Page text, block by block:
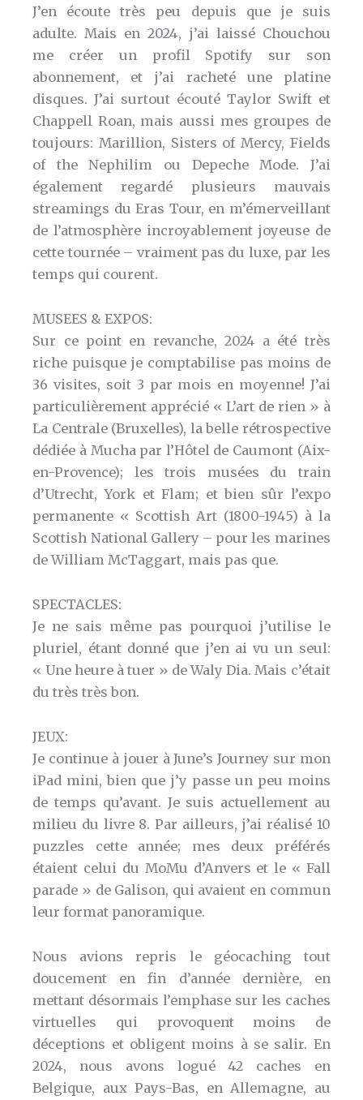
J’en écoute très peu depuis que je suis
adulte. Mais en 2024, j’ai laissé Chouchou
me créer un profil Spotify sur son
abonnement, et j’ai racheté une platine
disques. J’ai surtout écouté Taylor Swift et
Chappell Roan, mais aussi mes groupes de
toujours: Marillion, Sisters of Mercy, Fields
of the Nephilim ou Depeche Mode. J’ai
également regardé plusieurs mauvais
streamings du Eras Tour, en m’émerveillant
de l’atmosphère incroyablement joyeuse de
cette tournée – vraiment pas du luxe, par les
temps qui courent.
MUSEES & EXPOS:
Sur ce point en revanche, 2024 a été très
riche puisque je comptabilise pas moins de
36 visites, soit 3 par mois en moyenne! J’ai
particulièrement apprécié « L’art de rien » à
La Centrale (Bruxelles), la belle rétrospective
dédiée à Mucha par l’Hôtel de Caumont (Aix-
en-Provence); les trois musées du train
d’Utrecht, York et Flam; et bien sûr l’expo
permanente « Scottish Art (1800-1945) à la
Scottish National Gallery – pour les marines
de William McTaggart, mais pas que.
SPECTACLES:
Je ne sais même pas pourquoi j’utilise le
pluriel, étant donné que j’en ai vu un seul:
« Une heure à tuer » de Waly Dia. Mais c’était
du très très bon.
JEUX:
Je continue à jouer à June’s Journey sur mon
iPad mini, bien que j’y passe un peu moins
de temps qu’avant. Je suis actuellement au
milieu du livre 8. Par ailleurs, j’ai réalisé 10
puzzles cette année; mes deux préférés
étaient celui du MoMu d’Anvers et le « Fall
parade » de Galison, qui avaient en commun
leur format panoramique.
Nous avions repris le géocaching tout
doucement en fin d’année dernière, en
mettant désormais l’emphase sur les caches
virtuelles qui provoquent moins de
déceptions et obligent moins à se salir. En
2024, nous avons logué 42 caches en
Belgique, aux Pays-Bas, en Allemagne, au